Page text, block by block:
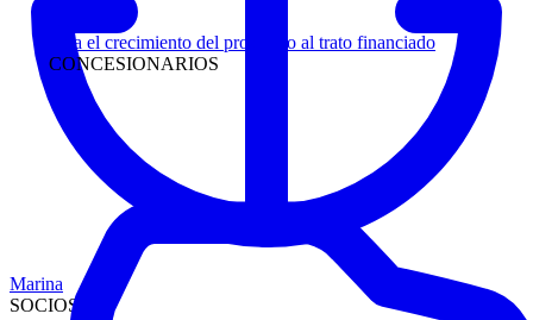
Siga el crecimiento del prospecto al trato financiado
CONCESIONARIOS
Marina
SOCIOS